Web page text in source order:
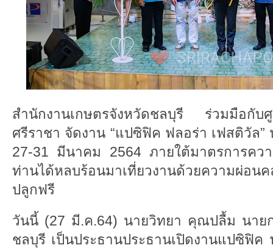
สำนักงานเกษตรจังหวัดชลบุรี ร่วมมือกั
ศรีราชา จัดงาน “แปซิฟิค ฟลอร่า เฟสติวัล”
27-31 มีนาคม 2564 ภายใต้มาตรการคว
ท่านได้หลบร้อนมาเที่ยวงานด้วยความผ่อน
ปลูกฟรี
วันนี้ (27 มี.ค.64) นายวิทยา คุณปลื้ม นาย
ชลบุรี เป็นประธานประธานเปิดงานแปซิฟิ